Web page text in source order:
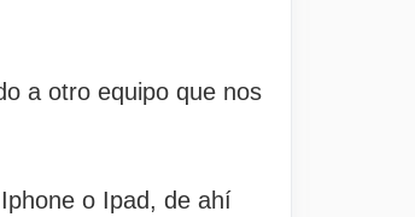
a otro equipo que nos
o Ipad, de ahí